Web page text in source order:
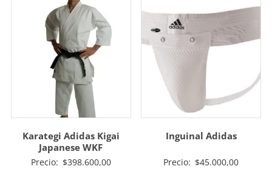
Karategi Adidas Kigai
Japanese WKF
Precio: $398.600,00
Inguinal Adidas
Precio: $45.000,00